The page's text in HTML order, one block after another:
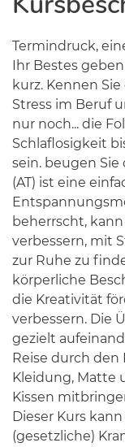
Termindruck,
Ihr Bestes
kurz. Kennen
Stress im Beruf
nur noch... die
Schlaflosigkeit
sein. beugen Sie
(AT) ist eine
beherrscht,
verbessern, mit
zur Ruhe zu
körperliche
die Kreativität
verbessern. Die
gezielt
Reise durch den
Kleidung, Matte
Kissen
Dieser Kurs
(gesetzliche)